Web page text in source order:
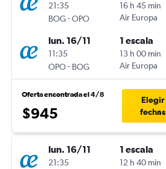
21:35
BOG-OPO
16 h 45 min
Air Europa
lun. 16/11
11:35
OPO- BOG
1 escala
13 h 00 min
Air Europa
Oferta encontrada el 4/8
$945
Elegir
fechas
lun. 16/11
21:35
1 escala
12 h 40 min